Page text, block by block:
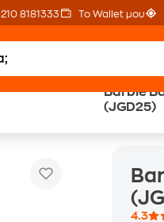
210 8181333 Το Wallet μου
Barbie
(JGD25)
4.3